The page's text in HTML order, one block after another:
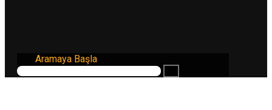
Aramaya Başla